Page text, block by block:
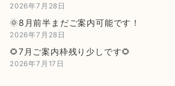
2026年7月28日
🌞8月前半まだご案内可能です！
2026年7月28日
🌻7月ご案内枠残り少しです🌻
2026年7月17日